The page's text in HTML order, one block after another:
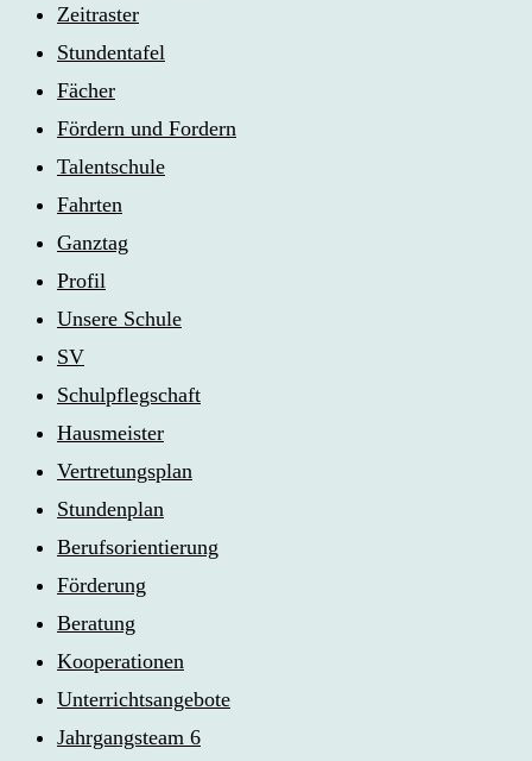
Zeitraster
Stundentafel
Fächer
Fördern und Fordern
Talentschule
Fahrten
Ganztag
Profil
Unsere Schule
SV
Schulpflegschaft
Hausmeister
Vertretungsplan
Stundenplan
Berufsorientierung
Förderung
Beratung
Kooperationen
Unterrichtsangebote
Jahrgangsteam 6